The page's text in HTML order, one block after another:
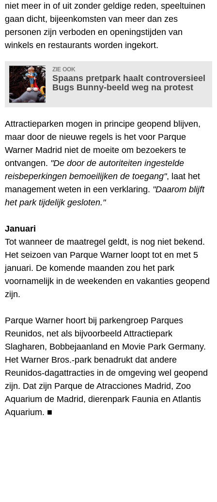
niet meer in of uit zonder geldige reden, speeltuinen
gaan dicht, bijeenkomsten van meer dan zes
personen zijn verboden en openingstijden van
winkels en restaurants worden ingekort.
ZIE OOK
Spaans pretpark haalt controversieel
Bugs Bunny-beeld weg na protest
Attractieparken mogen in principe geopend blijven,
maar door de nieuwe regels is het voor Parque
Warner Madrid niet de moeite om bezoekers te
ontvangen. "De door de autoriteiten ingestelde
reisbeperkingen bemoeilijken de toegang", laat het
management weten in een verklaring. "Daarom blijft
het park tijdelijk gesloten."
Januari
Tot wanneer de maatregel geldt, is nog niet bekend.
Het seizoen van Parque Warner loopt tot en met 5
januari. De komende maanden zou het park
voornamelijk in de weekenden en vakanties geopend
zijn.
Parque Warner hoort bij parkengroep Parques
Reunidos, net als bijvoorbeeld Attractiepark
Slagharen, Bobbejaanland en Movie Park Germany.
Het Warner Bros.-park benadrukt dat andere
Reunidos-dagattracties in de omgeving wel geopend
zijn. Dat zijn Parque de Atracciones Madrid, Zoo
Aquarium de Madrid, dierenpark Faunia en Atlantis
Aquarium. ■